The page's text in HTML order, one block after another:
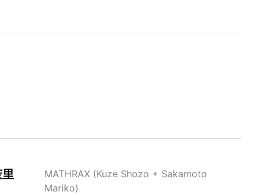
MATHRAX (Kuze Shozo + Sakamoto
Mariko)